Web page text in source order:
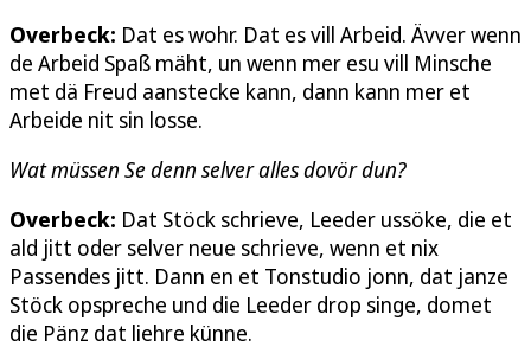
Overbeck: Dat es wohr. Dat es vill Arbeid. Ävver wenn
de Arbeid Spaß mäht, un wenn mer esu vill Minsche
met dä Freud aanstecke kann, dann kann mer et
Arbeide nit sin losse.
Wat müssen Se denn selver alles dovör dun?
Overbeck: Dat Stöck schrieve, Leeder ussöke, die et
ald jitt oder selver neue schrieve, wenn et nix
Passendes jitt. Dann en et Tonstudio jonn, dat janze
Stöck opspreche und die Leeder drop singe, domet
die Pänz dat liehre künne.